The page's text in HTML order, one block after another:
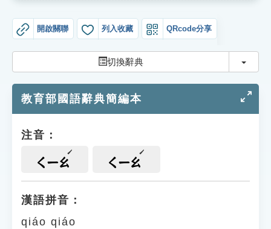
成語故事
索引選單
單字索引
遊戲專區
貓頭鷹博士
開啟關聯 列入收藏 QRcode分享
切換辭典 切換
教育部國語辭典簡編本
注音：
ㄑㄧㄠ ㄑㄧㄠ
漢語拼音：
qiáo qiáo